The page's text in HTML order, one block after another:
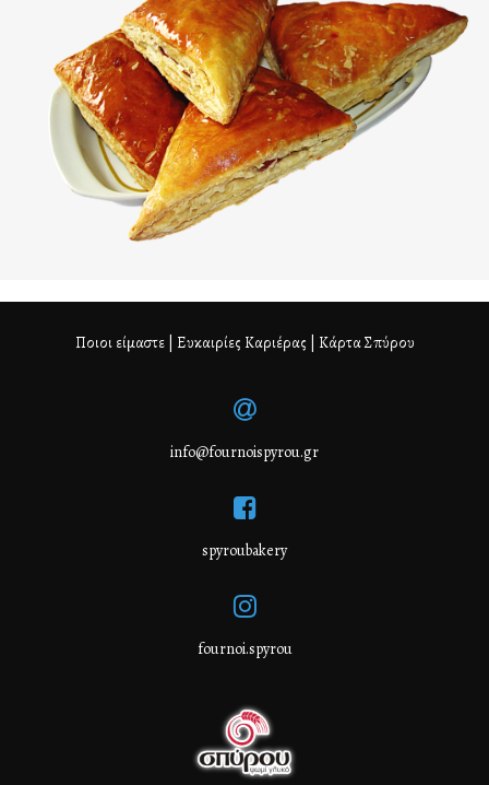
Ποιοι είμαστε| Ευκαιρίες Καριέρας Κάρτα Σπύρου
info@fournoispyrou.gr
spyroubakery
fournoi.spyrou